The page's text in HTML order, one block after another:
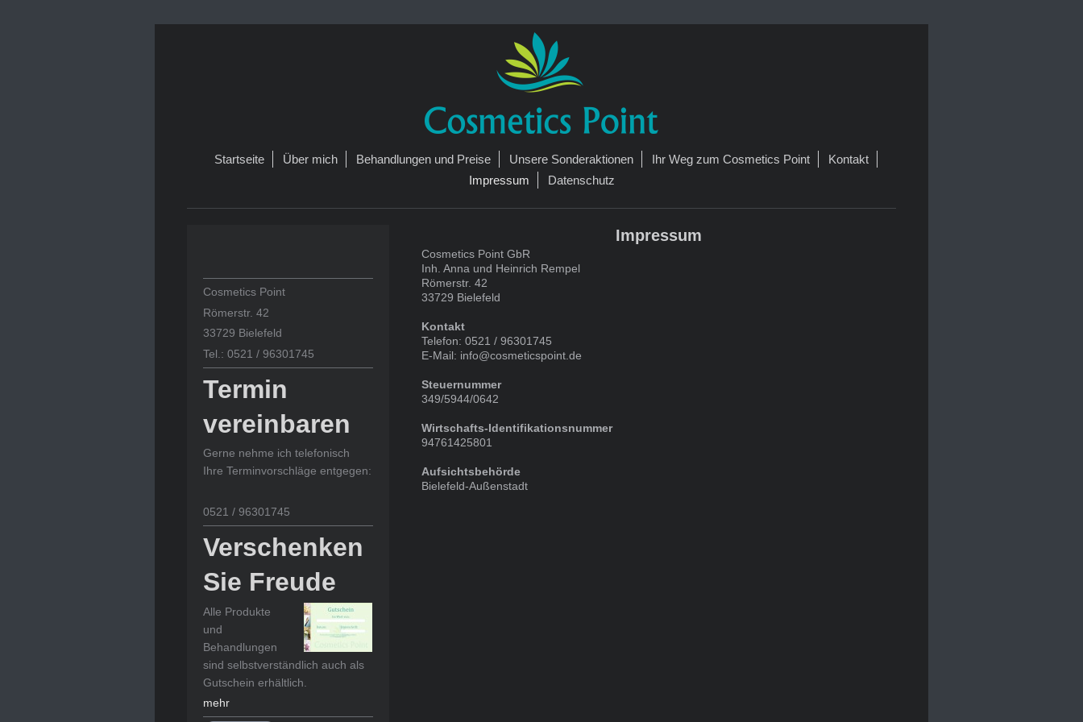
Startseite Über mich Behandlungen und Preise Unsere Sonderaktionen Ihr Weg zum Cosmetics Point
Kontakt
Impressum
Datenschutz
Impressum
Cosmetics Point GbR
Inh. Anna und Heinrich Rempel
Römerstr. 42
33729 Bielefeld
Kontakt
Telefon: 0521 / 96301745
E-Mail: info@cosmeticspoint.de
Steuernummer
349/5944/0642
Wirtschafts-Identifikationsnummer
94761425801
Aufsichtsbehörde
Bielefeld-Außenstadt
Cosmetics Point
Römerstr. 42
33729 Bielefeld
Tel.: 0521 / 96301745
Termin
vereinbaren
Gerne nehme ich telefonisch
Ihre Terminvorschläge entgegen:
0521 / 96301745
Verschenken
Sie Freude
Alle Produkte
und
Behandlungen
sind selbstverständlich auch als
Gutschein erhältlich.
mehr